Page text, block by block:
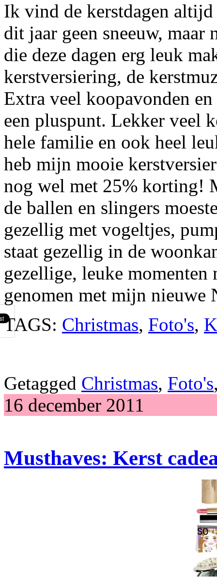
Ik vind de kerstdagen altijd
dit jaar geen sneeuw,
die deze dagen erg leuk
kerstversiering, de
Extra veel koopavonden
een pluspunt. Lekker veel
hele familie en ook heel
heb mijn mooie
nog wel met 25% korting!
de ballen en slingers
gezellig met vogeltjes,
staat gezellig in de
gezellige, leuke
genomen met mijn
TAGS: Christmas, Foto's,
Getagged Christmas, Foto's
16 december 2011
Musthaves: Kerst